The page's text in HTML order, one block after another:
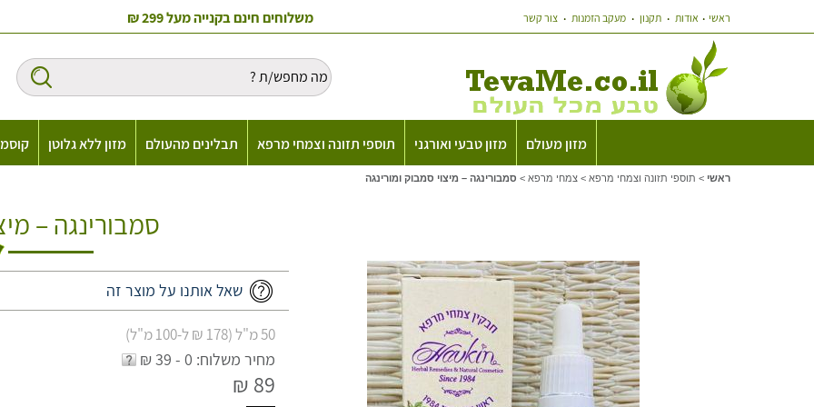
ראשי אודות תקנון מעקב הזמנות צור קשר משלוחים חינם בקנייה מעל 299 ₪
מזון מעולם מזון טבעי ואורגני תוספי תזונה וצמחי מרפא תבלינים מהעולם מזון ללא גלוטן
ראשי > תוספי תזונה וצמחי מרפא > צמחי מרפא > סמבורינגה – מיצוי סמבוק ומורינגה
סמבורינגה –
שאל אותנו על מוצר זה
50 מ"ל (178 ₪ ל-100 מ"ל)
מחיר משלוח: 0 - 39 ₪
89 ₪